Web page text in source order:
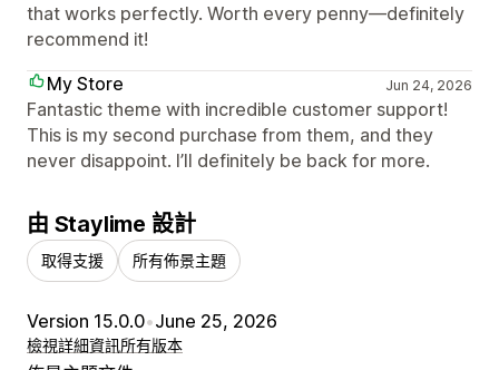
that works perfectly. Worth every penny—definitely
recommend it!
My Store
Jun 24, 2026
Fantastic theme with incredible customer support!
This is my second purchase from them, and they
never disappoint. I’ll definitely be back for more.
由 Staylime 設計
取得支援 所有佈景主題
Version 15.0.0•June 25, 2026
檢視詳細資訊所有版本